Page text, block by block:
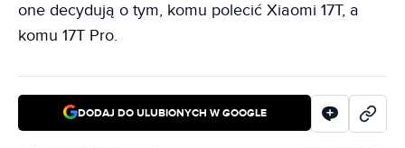
one decydują o tym, komu polecić Xiaomi 17T, a
komu 17T Pro.
DODAJ DO ULUBIONYCH W GOOGLE